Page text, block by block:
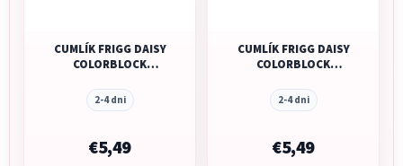
CUMLÍK FRIGG DAISY
COLORBLOCK
SILIKÓN
2-4 dni
€5,49
CUMLÍK FRIGG DAISY
COLORBLOCK
SILIKÓN
2-4 dni
€5,49